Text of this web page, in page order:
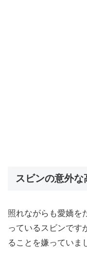
スビンの意外な
照れながらも愛嬌を
っているスビンです
ることを嫌っていま